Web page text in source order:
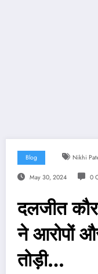
Blog Nikhi
May 30, 2024 0
दलजीत
ने आरोपों
तोड़ी…